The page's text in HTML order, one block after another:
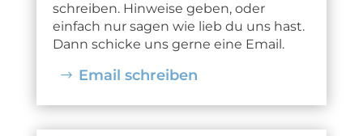
schreiben. Hinweise geben, oder
einfach nur sagen wie lieb du uns hast.
Dann schicke uns gerne eine Email.
Email schreiben